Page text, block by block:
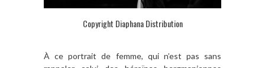
Copyright Diaphana Distribution
À ce portrait de femme, qui n’est pas sans